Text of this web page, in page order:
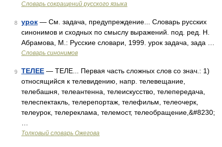
Словарь сокращений русского языка
8 урок — См. задача, предупреждение... Словарь русских
синонимов и сходных по смыслу выражений. под. ред. Н.
Абрамова, М.: Русские словари, 1999. урок задача, зада …
Словарь синонимов
9 ТЕЛЕЕ — ТЕЛЕ... Первая часть сложных слов со знач.: 1)
относящийся к телевидению, напр. телевещание,
телебашня, телеантенна, телеискусство, телепередача,
телеспектакль, телерепортаж, телефильм, телеочерк,
телеурок, телереклама, телемост, телеобращение,&#8230;
Толковый словарь Ожегова